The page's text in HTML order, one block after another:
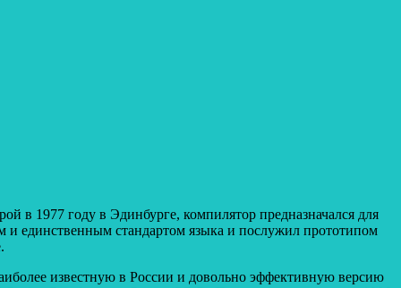
в 1977 году в Эдинбурге, компилятор предназначался для
и единственным стандартом языка и послужил прототипом
известную в России и довольно эффективную версию